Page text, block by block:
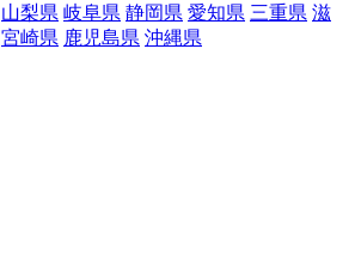
山梨県 岐阜県 静岡県 愛知県 三重県 滋
宮崎県 鹿児島県 沖縄県